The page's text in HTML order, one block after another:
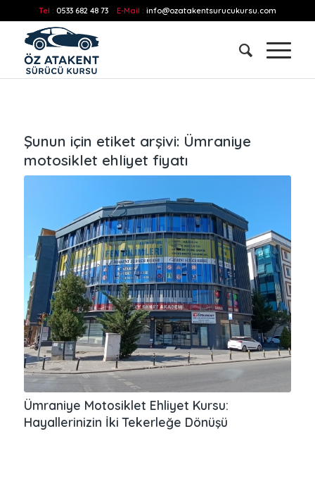
Tel : 0533 682 48 73 E-Mail : info@ozatakentsurucukursu.com
Şunun için etiket arşivi: Ümraniye
motosiklet ehliyet fiyatı
Ümraniye Motosiklet Ehliyet Kursu:
Hayallerinizin İki Tekerleğe Dönüşü